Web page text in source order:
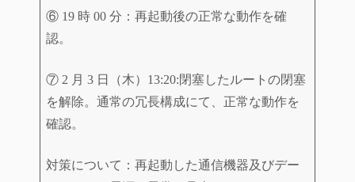
⑥ 19 時 00 分：再起動後の正常な動作を確
認。
⑦ 2 月 3 日（木）13:20:閉塞したルートの閉塞
を解除。通常の冗長構成にて、正常な動作を
確認。
対策について：再起動した通信機器及びデー